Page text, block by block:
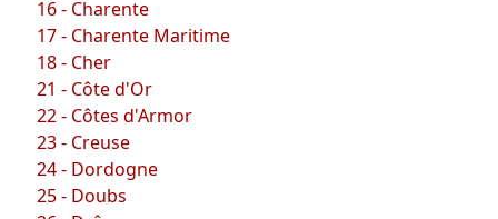
16 - Charente
17 - Charente Maritime
18 - Cher
21 - Côte d'Or
22 - Côtes d'Armor
23 - Creuse
24 - Dordogne
25 - Doubs